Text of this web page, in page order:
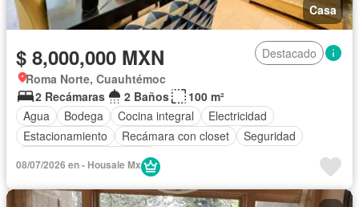
Casa
$ 8,000,000 MXN
Destacado
Roma Norte, Cuauhtémoc
2 Recámaras
2 Baños
100 m²
Agua
Bodega Cocina integral
Electricidad
Estacionamiento
Recámara con closet
Seguridad
Parcialmente amueblado
08/07/2026 en - Housale Mx